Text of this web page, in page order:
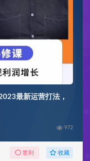
最新运营打法，
972
签到 收藏